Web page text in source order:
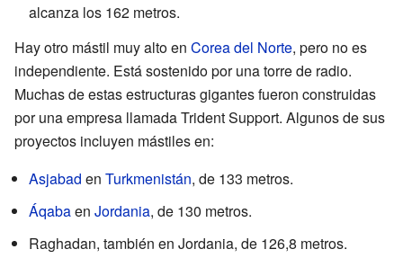
alcanza los 162 metros.
Hay otro mástil muy alto en Corea del Norte, pero no es
independiente. Está sostenido por una torre de radio.
Muchas de estas estructuras gigantes fueron construidas
por una empresa llamada Trident Support. Algunos de sus
proyectos incluyen mástiles en:
Asjabad en Turkmenistán, de 133 metros.
Áqabaen Jordania, de 130 metros.
Raghadan, también en Jordania, de 126,8 metros.